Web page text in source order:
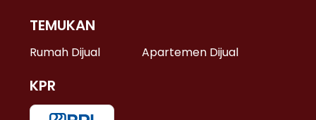
TEMUKAN
Rumah Dijual Apartemen Dijual
KPR